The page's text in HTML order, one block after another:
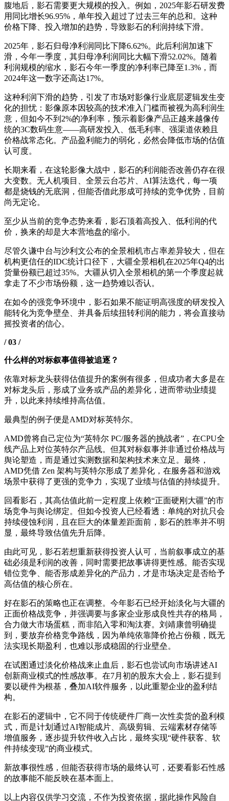
腹地后，影石需要更大规模的投入。例如，2025年影石研发费
用同比增长96.95%，单年投入超过了过去三年的总和。这种
价格下降、投入增加的趋势，导致影石的利润持续下滑。
2025年，影石归母净利润同比下降6.62%。此后利润加速下
滑，今年一季度，其归母净利润同比大幅下滑52.02%。随着
利润规模的缩水，影石今年一季度的净利率已降至1.3%，而
2024年这一数字还高达17%。
这种利润下滑的趋势，引发了市场对影像行业底层逻辑发生变
化的担忧：影像原本因较高的技术准入门槛而被视为高利润生
意，但如今不到2%的净利率，预示着影像产品正越来越像传
统的3C数码生意——高研发投入、低毛利率、强渠道依赖且
价格战常态化。产品盈利能力的弱化，必然会降低市场的估值
认可度。
长期来看，在这轮影像大战中，影石的利润能否改善仍存在很
大变数。无人机项目、全景云台芯片、AI算法迭代，每一项
都是烧钱的无底洞，但能否借此形成可持续的竞争优势，目前
尚无定论。
至少从当前的竞争态势来看，影石顶着高投入、低利润的代
价，换来的却是大本营地盘的缩小。
尽管久谦中台与沙利文公布的全景相机市占率差异较大，但在
机构更信任的IDC统计口径下，大疆全景相机在2025年Q4的出
货量份额已超过35%。大疆从切入全景相机的第一个季度起就
拿走了不少市场份额，这一趋势难以否认。
在如今的强竞争环境中，影石如果不能证明高强度的研发投入
能转化为竞争壁垒、并具备后续扭转利润的能力，将会直接动
摇投资者的信心。
/ 03 /
什么样的对标叙事值得被追逐？
依靠对标龙头获得估值提升的案例有很多，但成功者大多是在
对标龙头后，形成了业务或产品的差异化，进而带动业绩提
升，以此来持续维持高估值。
最典型的例子便是AMD对标英特尔。
AMD曾将自己定位为“英特尔 PC/服务器的挑战者”，在CPU全
线产品上对位英特尔产品线。但其对标叙事并非通过价格战与
舆论塑造，而是通过实测数据和架构技术来立足。最终，
AMD凭借 Zen 架构与英特尔形成了差异化，在服务器和游戏
场景中获得了更强的竞争力，实现了业绩与估值的持续提升。
回看影石，其高估值此前一定程度上依赖“正面硬刚大疆”的市
场竞争与舆论绑定。但如今投资人已经看透：单纯的对抗只会
持续侵蚀利润，且在巨大的体量差距面前，影石的胜率并不明
显，最终导致估值先升后降。
由此可见，影石若想重新获得投资人认可，当前叙事成立的基
础必须是利润的改善，同时需要把故事讲得更性感。能否实现
错位竞争、能否形成差异化的产品力，才是市场决定是否给予
高估值的核心所在。
好在影石的策略也正在调整。今年影石已经开始淡化与大疆的
正面价格战竞争，并强调要与多家企业形成良性共存的格局，
合力做大市场蛋糕，而非陷入零和淘汰赛。刘靖康曾明确提
到，要放弃价格竞争路线，因为单纯依靠降价抢占份额，既无
法实现长期盈利，也难以形成稳固的行业壁垒。
在试图通过淡化价格战来止血后，影石也尝试向市场讲述AI
创新商业模式的性感故事。在7月初的股东大会上，影石提到
要以硬件为根基，叠加AI软件服务，以此重塑企业的盈利结
构。
在影石的逻辑中，它不同于传统硬件厂商一次性卖货的盈利模
式，而是计划通过AI智能成片、高级剪辑、云端素材存储等
增值服务，逐步提升软件收入占比，最终实现“硬件获客、软
件持续变现”的商业模式。
新故事很性感，但能否获得市场的最终认可，还要看影石性感
的故事能不能反映在基本面上。
以上内容仅供学习交流，不作为投资依据，据此操作风险自